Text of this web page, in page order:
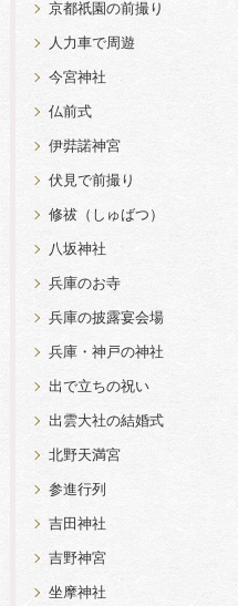
京都祇園の前撮り
人力車で周遊
今宮神社
仏前式
伊弉諾神宮
伏見で前撮り
修祓（しゅばつ）
八坂神社
兵庫のお寺
兵庫の披露宴会場
兵庫・神戸の神社
出で立ちの祝い
出雲大社の結婚式
北野天満宮
参進行列
吉田神社
吉野神宮
坐摩神社